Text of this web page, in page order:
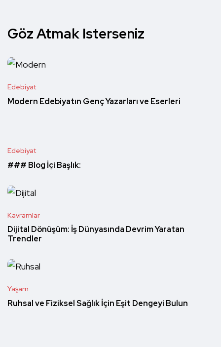
Göz Atmak Isterseniz
Edebiyat
Modern Edebiyatın Genç Yazarları ve Eserleri
Edebiyat
### Blog İçi Başlık:
Kavramlar
Dijital Dönüşüm: İş Dünyasında Devrim Yaratan
Trendler
Yaşam
Ruhsal ve Fiziksel Sağlık İçin Eşit Dengeyi Bulun